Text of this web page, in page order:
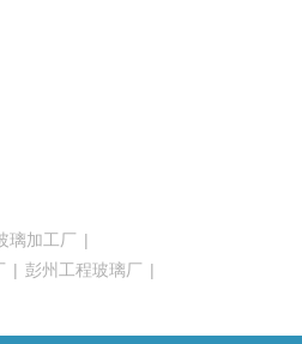
璃加工厂 |
| 彭州工程玻璃厂 |